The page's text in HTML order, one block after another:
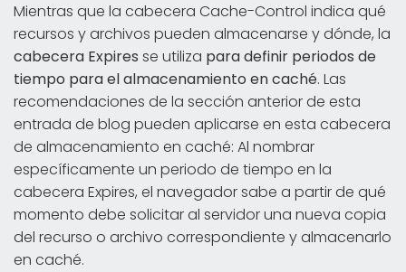
Mientras que la cabecera Cache-Control indica qué
recursos y archivos pueden almacenarse y dónde, la
cabecera Expires se utiliza para definir periodos de
tiempo para el almacenamiento en caché. Las
recomendaciones de la sección anterior de esta
entrada de blog pueden aplicarse en esta cabecera
de almacenamiento en caché: Al nombrar
específicamente un periodo de tiempo en la
cabecera Expires, el navegador sabe a partir de qué
momento debe solicitar al servidor una nueva copia
del recurso o archivo correspondiente y almacenarlo
en caché.